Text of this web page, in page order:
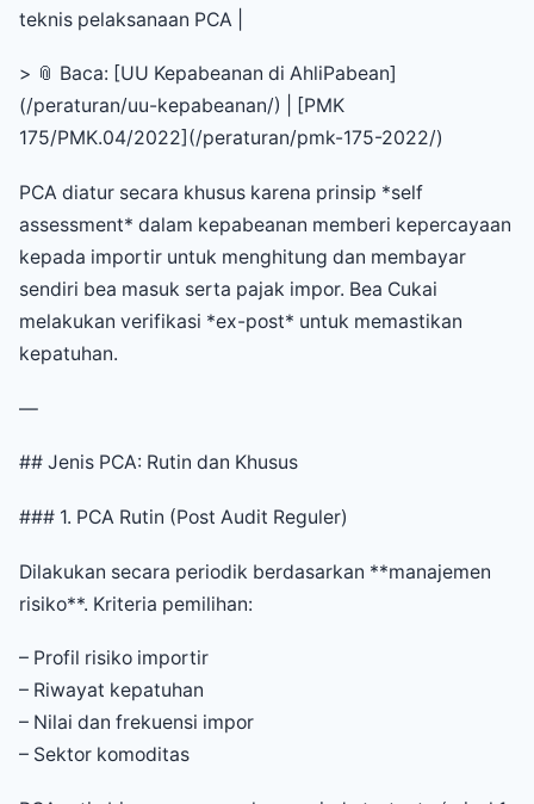
teknis pelaksanaan PCA |
> 📎 Baca: [UU Kepabeanan di AhliPabean]
(/peraturan/uu-kepabeanan/) | [PMK
175/PMK.04/2022](/peraturan/pmk-175-2022/)
PCA diatur secara khusus karena prinsip *self
assessment* dalam kepabeanan memberi kepercayaan
kepada importir untuk menghitung dan membayar
sendiri bea masuk serta pajak impor. Bea Cukai
melakukan verifikasi *ex-post* untuk memastikan
kepatuhan.
—
## Jenis PCA: Rutin dan Khusus
### 1. PCA Rutin (Post Audit Reguler)
Dilakukan secara periodik berdasarkan **manajemen
risiko**. Kriteria pemilihan:
– Profil risiko importir
– Riwayat kepatuhan
– Nilai dan frekuensi impor
– Sektor komoditas